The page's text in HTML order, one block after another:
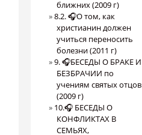
ближних (2009 г)
8.2. 🎧О том, как
христианин должен
учиться переносить
болезни (2011 г)
9. 🎧БЕСЕДЫ О БРАКЕ И
БЕЗБРАЧИИ по
учениям святых отцов
(2009 г)
10.🎧 БЕСЕДЫ О
КОНФЛИКТАХ В
СЕМЬЯХ,